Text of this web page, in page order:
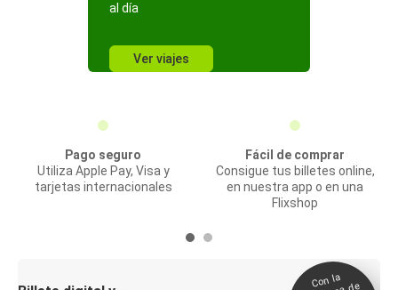
al día
Ver viajes
Pago seguro
Utiliza Apple Pay, Visa y
tarjetas internacionales
Fácil de comprar
Consigue tus billetes online,
en nuestra app o en una
Flixshop
Con la